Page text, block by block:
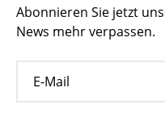
Abonnieren Sie jetzt
News mehr verpassen.